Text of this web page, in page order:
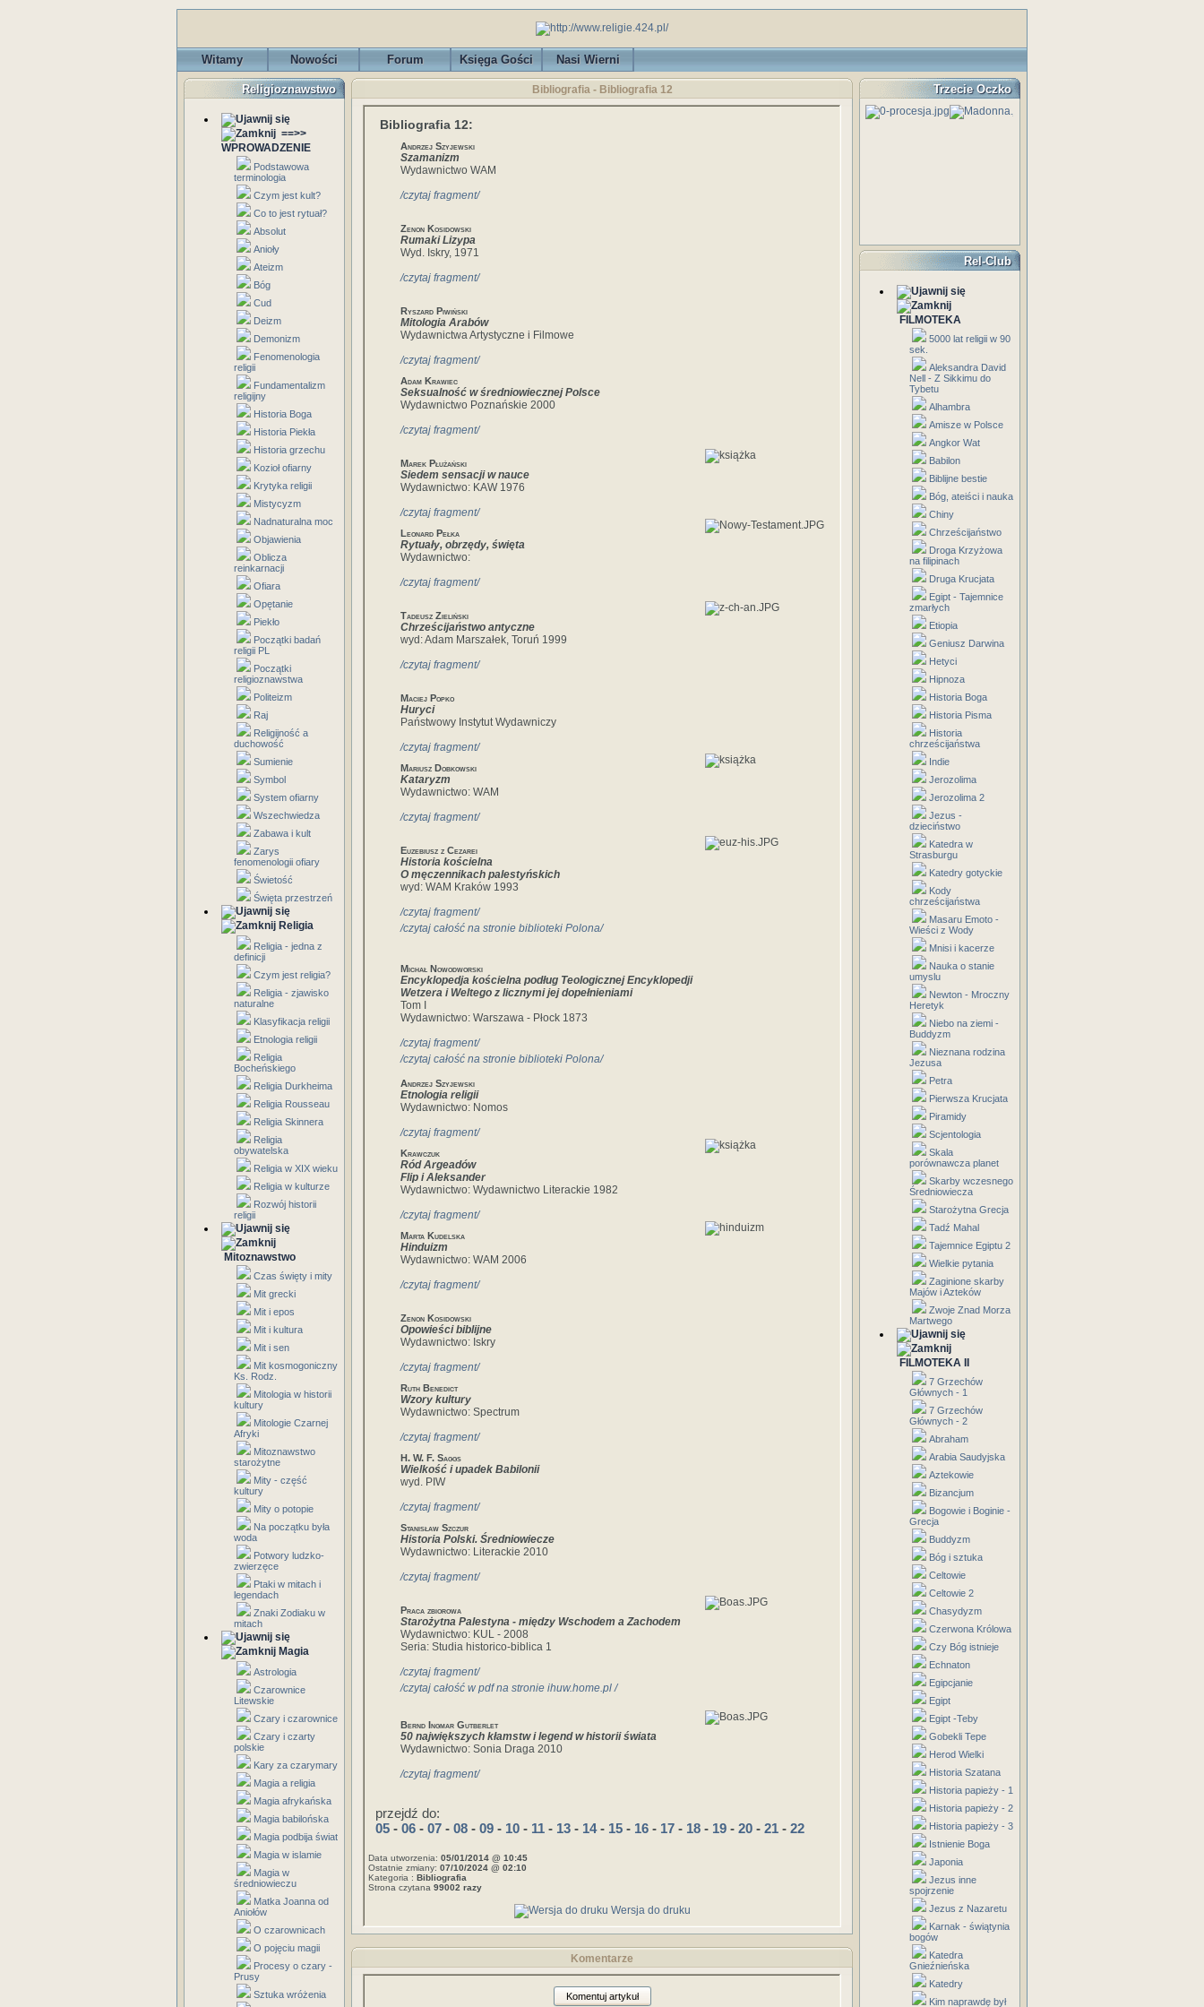
Witamy Nowości Forum Księga Gości Nasi Wierni
Religioznawstwo
==>>
WPROWADZENIE
Podstawowa
terminologia
Czym jest kult?
Co to jest rytuał?
Absolut
Anioły
Ateizm
Bóg
Cud
Deizm
Demonizm
Fenomenologia
religii
Fundamentalizm
religijny
Historia Boga
Historia Piekła
Historia grzechu
Kozioł ofiarny
Krytyka religii
Mistycyzm
Nadnaturalna moc
Objawienia
Oblicza
reinkarnacji
Ofiara
Opętanie
Piekło
Początki badań
religii PL
Początki
religioznawstwa
Politeizm
Raj
Religijność a
duchowość
Sumienie
Symbol
System ofiarny
Wszechwiedza
Zabawa i kult
Zarys
fenomenologii ofiary
Świetość
Święta przestrzeń
Religia
Religia - jedna z
definicji
Czym jest religia?
Religia - zjawisko
naturalne
Klasyfikacja religii
Etnologia religii
Religia
Bocheńskiego
Religia Durkheima
Religia Rousseau
Religia Skinnera
Religia
obywatelska
Religia w XIX wieku
Religia w kulturze
Rozwój historii
religii
Mitoznawstwo
Czas święty i mity
Mit grecki
Mit i epos
Mit i kultura
Mit i sen
Mit kosmogoniczny
Ks. Rodz.
Mitologia w historii
kultury
Mitologie Czarnej
Afryki
Mitoznawstwo
starożytne
Mity - część
kultury
Mity o potopie
Na początku była
woda
Potwory ludzko-
zwierzęce
Ptaki w mitach i
legendach
Znaki Zodiaku w
mitach
Magia
Astrologia
Czarownice
Litewskie
Czary i czarownice
Czary i czarty
polskie
Kary za czarymary
Magia a religia
Magia afrykańska
Magia babilońska
Magia podbija świat
Magia w islamie
Magia w
średniowieczu
Matka Joanna od
Aniołów
O czarownicach
O pojęciu magii
Procesy o czary -
Prusy
Sztuka wróżenia
Bibliografia - Bibliografia 12
Bibliografia 12:
Andrzej Szyjewski
Szamanizm
Wydawnictwo WAM
/czytaj fragment/
Zenon Kosidowski
Rumaki Lizypa
Wyd. Iskry, 1971
/czytaj fragment/
Ryszard Piwiński
Mitologia Arabów
Wydawnictwa Artystyczne i Filmowe
/czytaj fragment/
Adam Krawiec
Seksualność w średniowiecznej Polsce
Wydawnictwo Poznańskie 2000
/czytaj fragment/
Marek Płużański
Siedem sensacji w nauce
Wydawnictwo: KAW 1976
/czytaj fragment/
Leonard Pełka
Rytuały, obrzędy, święta
Wydawnictwo:
/czytaj fragment/
Tadeusz Zieliński
Chrześcijaństwo antyczne
wyd: Adam Marszałek, Toruń 1999
/czytaj fragment/
Maciej Popko
Huryci
Państwowy Instytut Wydawniczy
/czytaj fragment/
Mariusz Dobkowski
Kataryzm
Wydawnictwo: WAM
/czytaj fragment/
Euzebiusz z Cezarei
Historia kościelna
O męczennikach palestyńskich
wyd: WAM Kraków 1993
/czytaj fragment/
/czytaj całość na stronie biblioteki Polona/
Michał Nowodworski
Encyklopedja kościelna podług Teologicznej Encyklopedji
Wetzera i Weltego z licznymi jej dopełnieniami
Tom I
Wydawnictwo: Warszawa - Płock 1873
/czytaj fragment/
/czytaj całość na stronie biblioteki Polona/
Andrzej Szyjewski
Etnologia religii
Wydawnictwo: Nomos
/czytaj fragment/
Krawczuk
Ród Argeadów
Flip i Aleksander
Wydawnictwo: Wydawnictwo Literackie 1982
/czytaj fragment/
Marta Kudelska
Hinduizm
Wydawnictwo: WAM 2006
/czytaj fragment/
Zenon Kosidowski
Opowieści biblijne
Wydawnictwo: Iskry
/czytaj fragment/
Ruth Benedict
Wzory kultury
Wydawnictwo: Spectrum
/czytaj fragment/
H. W. F. Saggs
Wielkość i upadek Babilonii
wyd. PIW
/czytaj fragment/
Stanisław Szczur
Historia Polski. Średniowiecze
Wydawnictwo: Literackie 2010
/czytaj fragment/
Praca zbiorowa
Starożytna Palestyna - między Wschodem a Zachodem
Wydawnictwo: KUL - 2008
Seria: Studia historico-biblica 1
/czytaj fragment/
/czytaj całość w pdf na stronie ihuw.home.pl /
Bernd Ingmar Gutberlet
50 największych kłamstw i legend w historii świata
Wydawnictwo: Sonia Draga 2010
/czytaj fragment/
przejdź do:
05 - 06 - 07 - 08 - 09 - 10 - 11 - 13 - 14- 15 - 16 - 17 - 18 - 19 - 20 - 21 - 22
Data utworzenia: 05/01/2014 @ 10:45
Ostatnie zmiany: 07/10/2024 @ 02:10
Kategoria : Bibliografia
Strona czytana 99002 razy
Wersja do druku
Komentarze
Komentuj artykuł
Trzecie Oczko
Rel-Club
FILMOTEKA
5000 lat religii w 90
sek.
Aleksandra David
Nell - Z Sikkimu do
Tybetu
Alhambra
Amisze w Polsce
Angkor Wat
Babilon
Biblijne bestie
Bóg, ateiści i nauka
Chiny
Chrześcijaństwo
Droga Krzyżowa
na filipinach
Druga Krucjata
Egipt - Tajemnice
zmarłych
Etiopia
Geniusz Darwina
Hetyci
Hipnoza
Historia Boga
Historia Pisma
Historia
chrześcijaństwa
Indie
Jerozolima
Jerozolima 2
Jezus -
dzieciństwo
Katedra w
Strasburgu
Katedry gotyckie
Kody
chrześcijaństwa
Masaru Emoto -
Wieści z Wody
Mnisi i kacerze
Nauka o stanie
umyslu
Newton - Mroczny
Heretyk
Niebo na ziemi -
Buddyzm
Nieznana rodzina
Jezusa
Petra
Pierwsza Krucjata
Piramidy
Scjentologia
Skala
porównawcza planet
Skarby wczesnego
Średniowiecza
Starożytna Grecja
Tadź Mahal
Tajemnice Egiptu 2
Wielkie pytania
Zaginione skarby
Majów i Azteków
Zwoje Znad Morza
Martwego
FILMOTEKA II
7 Grzechów
Głównych - 1
7 Grzechów
Głównych - 2
Abraham
Arabia Saudyjska
Aztekowie
Bizancjum
Bogowie i Boginie -
Grecja
Buddyzm
Bóg i sztuka
Celtowie
Celtowie 2
Chasydyzm
Czerwona Królowa
Czy Bóg istnieje
Echnaton
Egipcjanie
Egipt
Egipt -Teby
Gobekli Tepe
Herod Wielki
Historia Szatana
Historia papieży - 1
Historia papieży - 2
Historia papieży - 3
Istnienie Boga
Japonia
Jezus inne
spojrzenie
Jezus z Nazaretu
Karnak - świątynia
bogów
Katedra
Gnieźnieńska
Katedry
Kim naprawdę był